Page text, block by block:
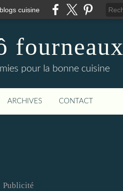
cuisine
fourneaux
pour la bonne cuisine
ARCHIVES CONTACT
Publicité